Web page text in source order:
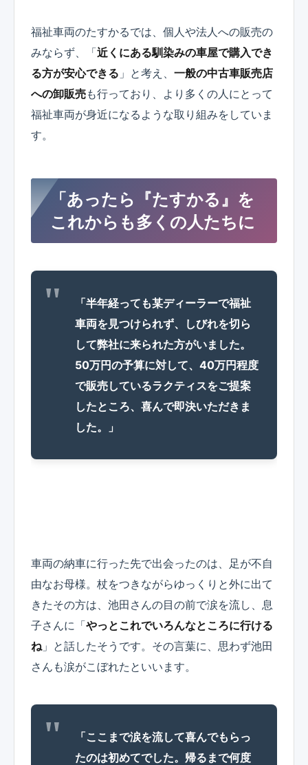
福祉車両のたすかるでは、個人や法人への販売の
みならず、「近くにある馴染みの車屋で購入でき
る方が安心できる 」と考え、 一般の中古車販売店
への卸販売も行っており、より多くの人にとって
福祉車両が身近になるような取り組みをしていま
す。
「あったら『たすかる』を
これからも多くの人たちに
「半年経っても某ディーラーで福祉
車両を見つけられず、しびれを切ら
して弊社に来られた方がいました。
50万円の予算に対して、40万円程度
で販売しているラクティスをご提案
したところ、喜んで即決いただきま
した。」
車両の納車に行った先で出会ったのは、足が不自
由なお母様。杖をつきながらゆっくりと外に出て
きたその方は、池田さんの目の前で涙を流し、息
子さんに「やっとこれでいろんなところに行ける
ね 」と話したそうです。その言葉に、思わず池田
さんも涙がこぼれたといいます。
「ここまで涙を流して喜んでもらっ
たのは初めてでした。帰るまで何度